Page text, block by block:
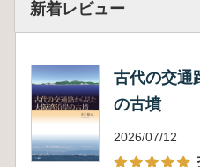
新着レビュー
古代の交通
の古墳
2026/07/12